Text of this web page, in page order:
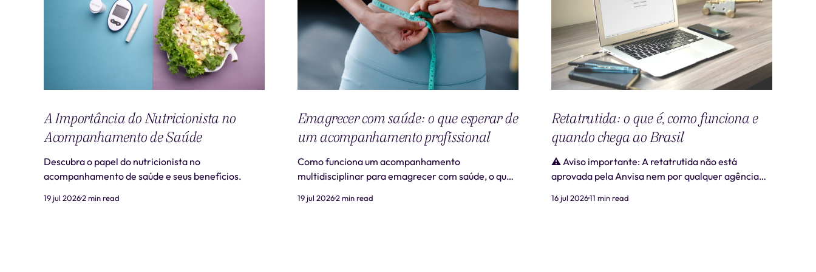
A Importância do Nutricionista no
Acompanhamento de Saúde
Descubra o papel do nutricionista no
acompanhamento de saúde e seus benefícios.
19 jul 20262 min read
Emagrecer com saúde: o que esperar de
um acompanhamento profissional
Como funciona um acompanhamento
multidisciplinar para emagrecer com saúde, o que
profissional.
19 jul 20262 min read
Retatrutida: o que é, como funciona e
quando chega ao Brasil
⚠️ Aviso importante: A retatrutida não está
aprovada pela Anvisa nem por qualquer agência
como "retatrutida" fora de estudos clínicos
16 jul 202611 min read